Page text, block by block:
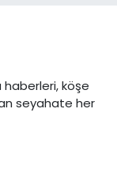
köşe
seyahate her